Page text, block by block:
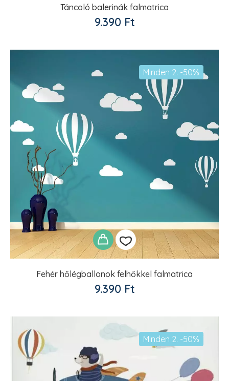
Táncoló balerinák falmatrica
9.390 Ft
Kedvencekhez
Fehér hőlégballonok felhőkkel falmatrica
9.390 Ft
Minden 2. -50%
Kedvencekhez
Minden 2. -50%